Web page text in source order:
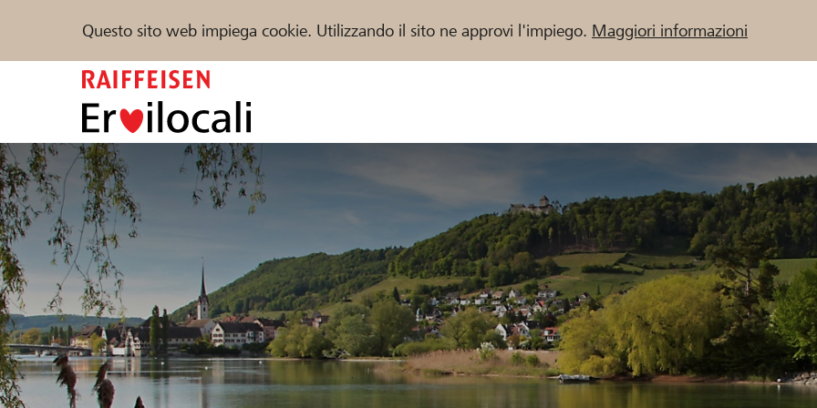
Questo sito web impiega cookie. Utilizzando il sito ne approvi l'impiego. Maggiori informazioni
Sostenere Aiuto & supporto
Trova progetti e organizzazioni
DE FR IT